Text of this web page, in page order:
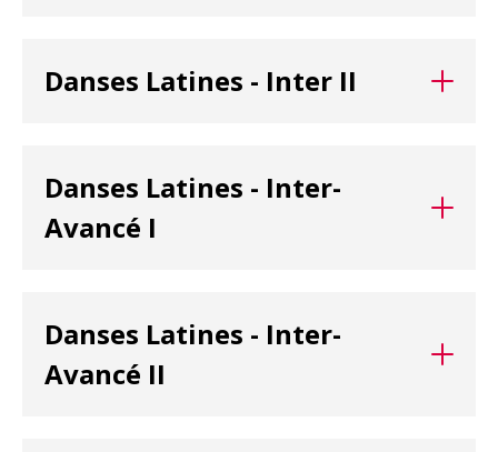
Danses Latines - Inter II
Danses Latines - Inter-
Avancé I
Danses Latines - Inter-
Avancé II